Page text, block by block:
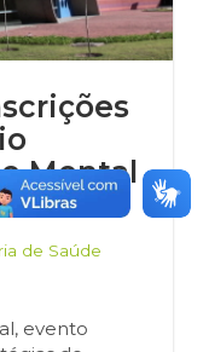
Mental
de Saúde
evento